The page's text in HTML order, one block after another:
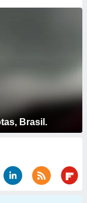
Brasil.